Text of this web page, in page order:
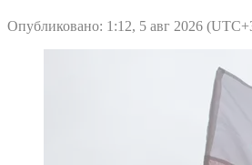
Опубликовано: 1:12, 5 авг 2026